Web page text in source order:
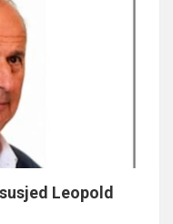
Leopold